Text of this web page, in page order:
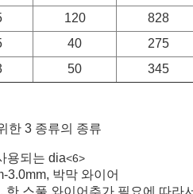
120 828
40 275
50 345
한 3 종류의 종류
용되는 dia
3.0mm, 박막 와이어
스풀 와이어추가 필요에 따라